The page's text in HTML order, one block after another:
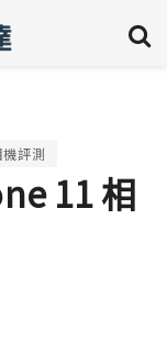
機評測
11 相